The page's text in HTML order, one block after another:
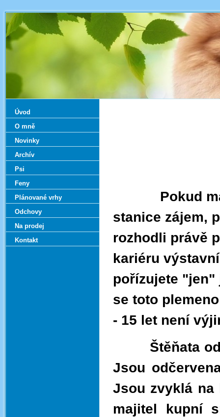
Pokud máte
stanice zájem,
rozhodli právě
kariéru
pořízujete "jen"
se toto
- 15 let není
Štěňata od
Jsou
Jsou zvyklá na
majitel kupní
Úvod
O mně
Novinky
Archív
Psi
Feny
Plánované vrhy
Odchovy
Na prodej
Kontakt